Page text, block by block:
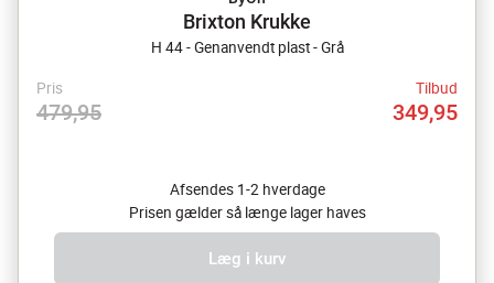
Brixton Krukke
H 44 - Genanvendt plast - Grå
Pris
479,95
Tilbud
349,95
Afsendes 1-2 hverdage
Prisen gælder så længe lager haves
Læg i kurv